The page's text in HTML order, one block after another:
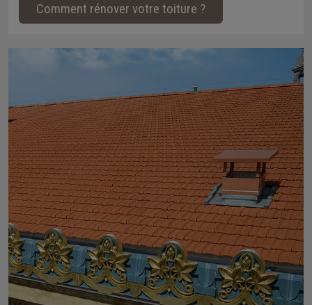
Comment rénover votre toiture ?